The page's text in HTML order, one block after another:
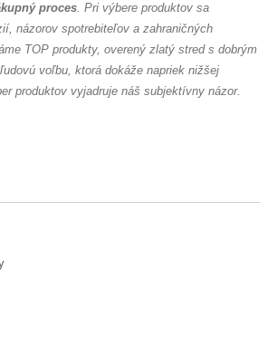
proces. Pri výbere produktov sa
názorov spotrebiteľov a zahraničných
TOP produkty, overený zlatý stred s dobrým
voľbu, ktorá dokáže napriek nižšej
produktov vyjadruje náš subjektívny názor.